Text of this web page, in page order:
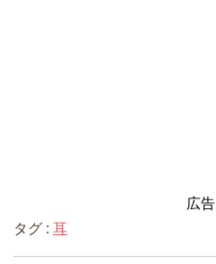
広告
タグ : 耳